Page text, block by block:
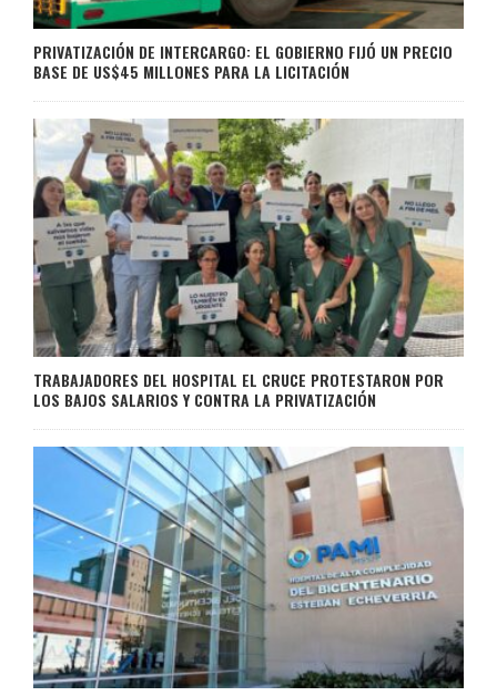
PRIVATIZACIÓN DE INTERCARGO: EL GOBIERNO FIJÓ UN PRECIO
BASE DE US$45 MILLONES PARA LA LICITACIÓN
TRABAJADORES DEL HOSPITAL EL CRUCE PROTESTARON POR
LOS BAJOS SALARIOS Y CONTRA LA PRIVATIZACIÓN